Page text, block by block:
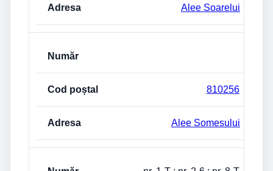
Alee Soarelui
810256
Alee Somesului